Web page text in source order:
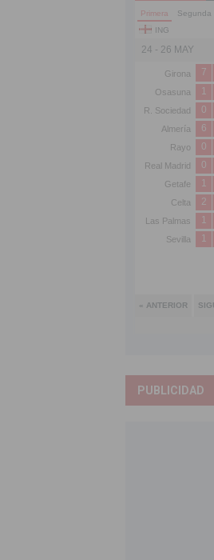
PUBLICIDAD